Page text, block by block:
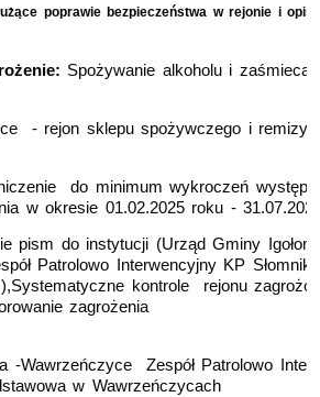
poprawie bezpieczeństwa w rejonie i opis
Spożywanie alkoholu i
- rejon sklepu spożywczego i remizy
do minimum wykroczeń
w okresie 01.02.2025 roku -
pism do instytucji (Urząd Gminy
Patrolowo Interwencyjny KP
kontrole rejonu
zagrożenia
-Wawrzeńczyce Zespół Patrolowo
w Wawrzeńczycach